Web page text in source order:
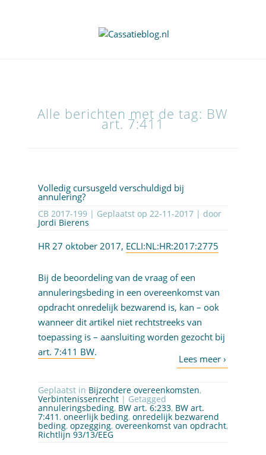
Alle berichten met de tag: BW
art. 7:411
Volledig cursusgeld verschuldigd bij
annulering?
CB 2017-199 | Geplaatst op 22-11-2017| door
Jordi Bierens
HR 27 oktober 2017, ECLI:NL:HR:2017:2775
Bij de beoordeling van de vraag of een
annuleringsbeding in een overeenkomst van
opdracht onredelijk bezwarend is, kan – ook
wanneer dit artikel niet rechtstreeks van
toepassing is – aansluiting worden gezocht bij
art. 7:411 BW.
Geplaatst in Bijzondere overeenkomsten,
Verbintenissenrecht | Getagged
annuleringsbeding, BW art. 6:233, BW art.
7:411 , oneerlijk beding, onredelijk bezwarend
beding, opzegging, overeenkomst van opdracht,
Richtlijn 93/13/EEG